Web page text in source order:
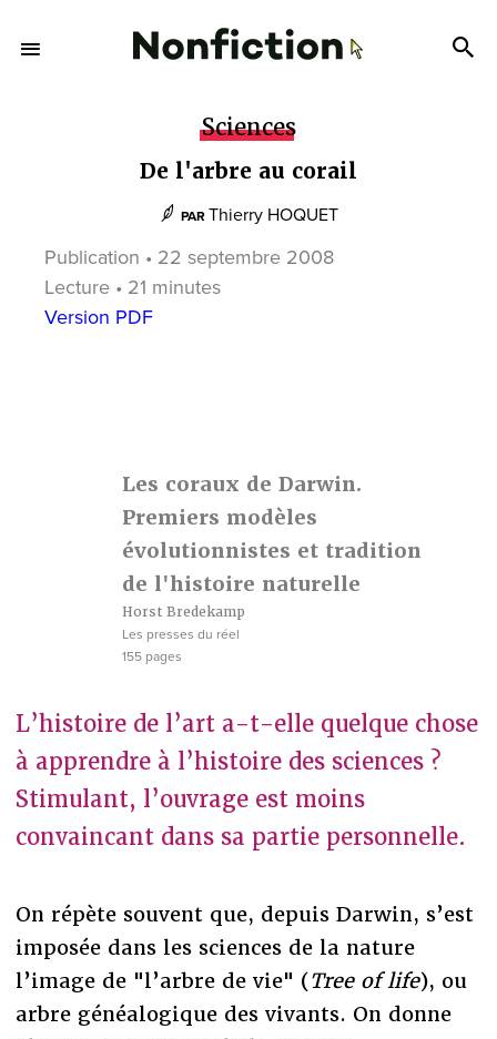
Sciences
De l'arbre au corail
PAR Thierry HOQUET
Publication • 22 septembre 2008
Lecture • 21 minutes
Version PDF
Les coraux de Darwin.
Premiers modèles
évolutionnistes et tradition
de l'histoire naturelle
Horst Bredekamp
Les presses du réel
155 pages
L’histoire de l’art a-t-elle quelque chose
à apprendre à l’histoire des sciences ?
Stimulant, l’ouvrage est moins
convaincant dans sa partie personnelle.
On répète souvent que, depuis Darwin, s’est
imposée dans les sciences de la nature
l’image de "l’arbre de vie" (Tree of life), ou
arbre généalogique des vivants. On donne